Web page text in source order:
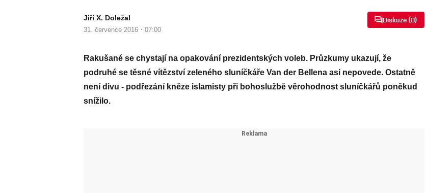
Jiří X. Doležal
31. července 2016 · 07:00
Diskuze (0)
Rakušané se chystají na opakování prezidentských voleb. Průzkumy ukazují, že
podruhé se těsné vítězství zeleného sluníčkáře Van der Bellena asi nepovede. Ostatně
není divu - podřezání kněze islamisty při bohoslužbě věrohodnost sluníčkářů poněkud
snížilo.